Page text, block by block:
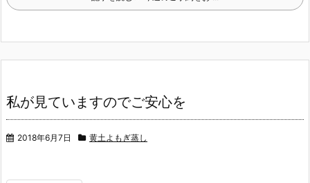
私が見ていますのでご安心を
2018年6月7日 黄土よもぎ蒸し